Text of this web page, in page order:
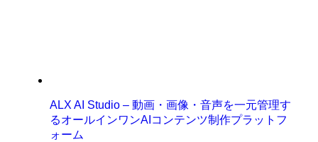
ALX AI Studio – 動画・画像・音声を一元管理す
るオールインワンAIコンテンツ制作プラットフ
ォーム